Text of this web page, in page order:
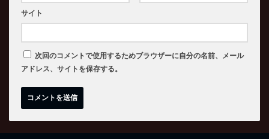
サイト
次回のコメントで使用するためブラウザーに自分の名前、メール
アドレス、サイトを保存する。